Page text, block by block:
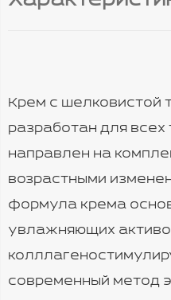
Крем с шелковистой
разработан для всех
направлен на
возрастными
формула крема
увлажняющих
современный метод